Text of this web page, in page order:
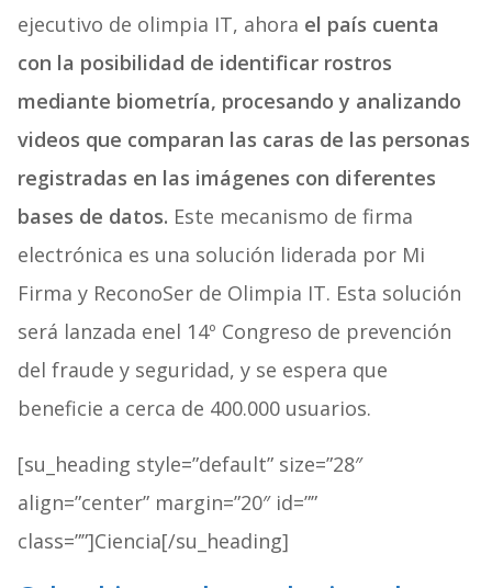
ejecutivo de olimpia IT, ahora el país cuenta
con la posibilidad de identificar rostros
mediante biometría, procesando y analizando
videos que comparan las caras de las personas
registradas en las imágenes con diferentes
bases de datos. Este mecanismo de firma
electrónica es una solución liderada por Mi
Firma y ReconoSer de Olimpia IT. Esta solución
será lanzada enel 14º Congreso de prevención
del fraude y seguridad, y se espera que
beneficie a cerca de 400.000 usuarios.
[su_heading style=”default” size=”28″
align=”center” margin=”20″ id=””
class=””]Ciencia[/su_heading]